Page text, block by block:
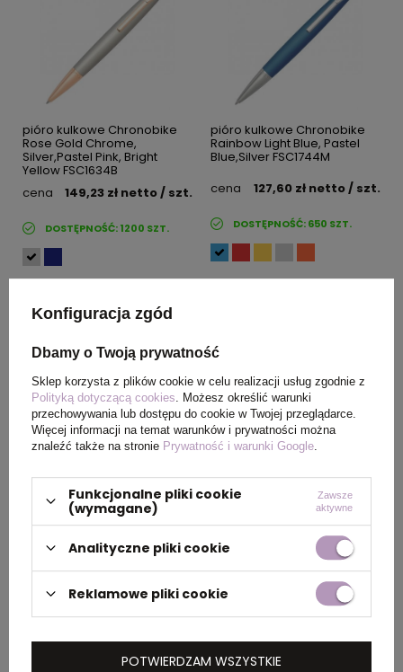
pióro kulkowe Chronobike
Rose Gold Chrome,
Silver,Pastel Pink, Bright
Yellow FSC1634B
cena
149,23 zł netto/ szt.
DOSTĘPNOŚĆ:1200 SZT.
pióro kulkowe Chronobike
Rainbow Light Blue, Pastel
Blue,Silver FSC1744M
cena
127,60 zł netto/ szt.
DOSTĘPNOŚĆ:650 SZT.
Wieczne pióro Classicals
Chrome Black, Black,Pastel
122,62 zł netto / szt.
DOSTĘPNOŚĆ:970SZT.
Wieczne pióro Classicals
Chrome White, White,Silver
cena
DOSTĘPNOŚĆ:740SZT.
Konfiguracja zgód
Dbamy o Twoją prywatność
Sklep korzysta z plików cookie w celu realizacji usług zgodnie z
Polityką dotyczącą cookies . Możesz określić warunki
przechowywania lub dostępu do cookie w Twojej przeglądarce.
Więcej informacji na temat warunków i prywatności można
znaleźć także na stronie Prywatność i warunki Google
Funkcjonalne pliki cookie
(wymagane)
Zawsze
aktywne
Analityczne pliki cookie
Reklamowe pliki cookie
POTWIERDZAM WSZYSTKIE